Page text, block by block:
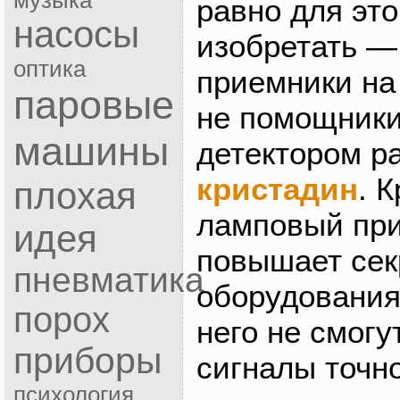
насосы
оптика
паровые
машины
плохая
идея
пневматика
порох
приборы
психология
равно для
изобретать
приемники
не
детектором
кристадин.
ламповый
повышает
него не
сигналы